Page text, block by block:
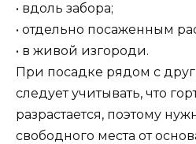
• вдоль забора;
• отдельно посаженным
• в живой изгороди.
При посадке рядом с
следует учитывать, что
разрастается, поэтому
свободного места от